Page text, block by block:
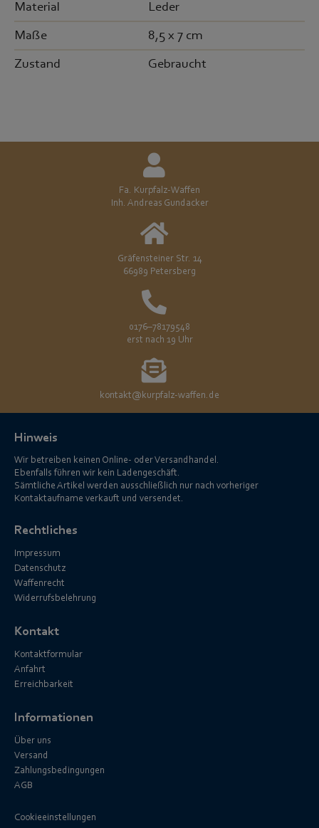
Material Leder
Maße 8,5 x 7 cm
Zustand Gebraucht
Fa. Kurpfalz-Waffen
Inh. Andreas Gundacker
Gräfensteiner Str. 14
66989 Petersberg
0176–78179548
erst nach 19 Uhr
kontakt@kurpfalz-waffen.de
Hinweis
Wir betreiben keinen Online- oder Versandhandel.
Ebenfalls führen wir kein Ladengeschäft.
Sämtliche Artikel werden ausschließlich nur nach vorheriger
Kontaktaufname verkauft und versendet.
Rechtliches
Impressum
Datenschutz
Waffenrecht
Widerrufsbelehrung
Kontakt
Kontaktformular
Anfahrt
Erreichbarkeit
Informationen
Über uns
Versand
Zahlungsbedingungen
AGB
Cookieeinstellungen